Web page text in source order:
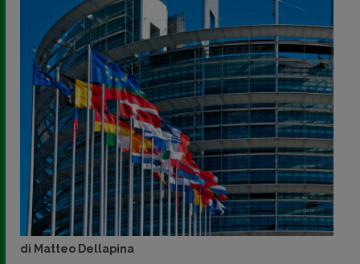
di Matteo Dellapina